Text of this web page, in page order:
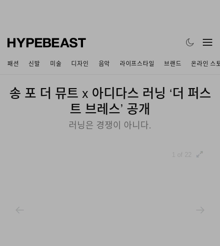
패션 신발 미술 디자인 음악 라이프스타일 브랜드 온라인 스
송 포 더 뮤트 x 아디다스 러닝 ‘더 퍼스
트 브레스’ 공개
러닝은 경쟁이 아니다.